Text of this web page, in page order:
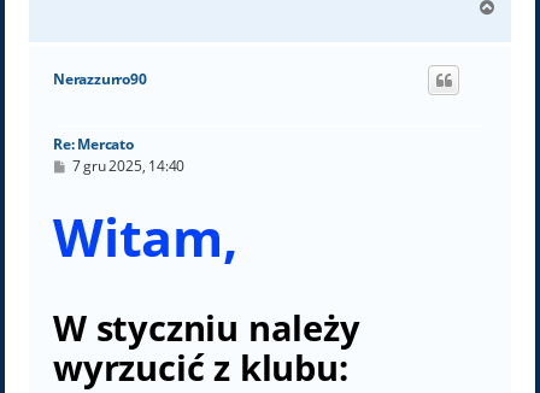
g
Nerazzurro90
Re: Mercato
P7 gru 2025, 14:40
Witam,
W styczniu należy
wyrzucić z klubu: